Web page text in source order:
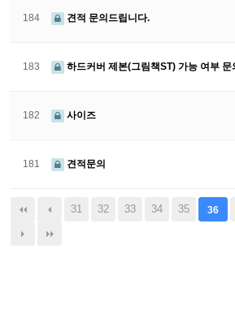
184 견적 문의드립니다.
183 하드커버 제본(그림책ST) 가능 여부 문
182 사이즈
181 견적문의
31 32 33 34 35 36